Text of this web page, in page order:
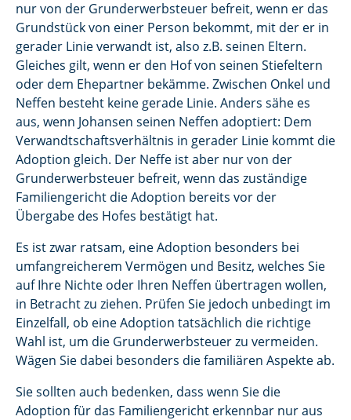
nur von der Grunderwerbsteuer befreit, wenn er das
Grundstück von einer Person bekommt, mit der er in
gerader Linie verwandt ist, also z.B. seinen Eltern.
Gleiches gilt, wenn er den Hof von seinen Stiefeltern
oder dem Ehepartner bekämme. Zwischen Onkel und
Neffen besteht keine gerade Linie. Anders sähe es
aus, wenn Johansen seinen Neffen adoptiert: Dem
Verwandtschaftsverhältnis in gerader Linie kommt die
Adoption gleich. Der Neffe ist aber nur von der
Grunderwerbsteuer befreit, wenn das zuständige
Familiengericht die Adoption bereits vor der
Übergabe des Hofes bestätigt hat.
Es ist zwar ratsam, eine Adoption besonders bei
umfangreicherem Vermögen und Besitz, welches Sie
auf Ihre Nichte oder Ihren Neffen übertragen wollen,
in Betracht zu ziehen. Prüfen Sie jedoch unbedingt im
Einzelfall, ob eine Adoption tatsächlich die richtige
Wahl ist, um die Grunderwerbsteuer zu vermeiden.
Wägen Sie dabei besonders die familiären Aspekte ab.
Sie sollten auch bedenken, dass wenn Sie die
Adoption für das Familiengericht erkennbar nur aus